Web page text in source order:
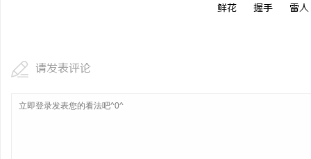
鲜花 握手 雷人
请发表评论